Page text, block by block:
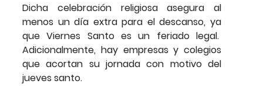
Dicha celebración religiosa asegura al
menos un día extra para el descanso, ya
que Viernes Santo es un feriado legal.
Adicionalmente, hay empresas y colegios
que acortan su jornada con motivo del
jueves santo.